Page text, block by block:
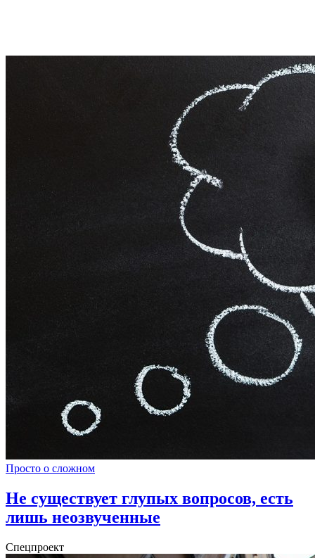
Просто о сложном
Не существует глупых вопросов, есть
лишь неозвученные
Спецпроект